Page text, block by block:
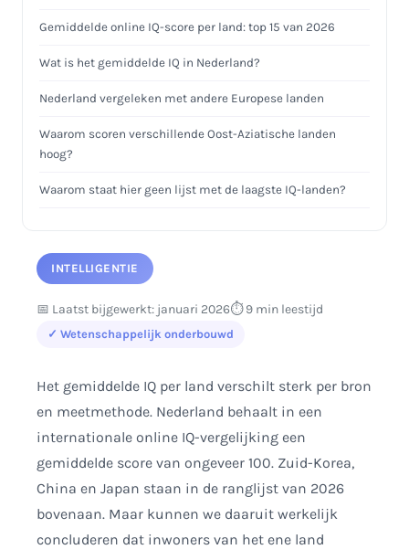
Gemiddelde online IQ-score per land: top 15 van 2026
Wat is het gemiddelde IQ in Nederland?
Nederland vergeleken met andere Europese landen
Waarom scoren verschillende Oost-Aziatische landen
hoog?
Waarom staat hier geen lijst met de laagste IQ-landen?
Hoe betrouwbaar zijn nationale IQ-ranglijsten?
Kun je je IQ verbeteren?
INTELLIGENTIE
📅 Laatst bijgewerkt: januari 2026⏱️ 9 min leestijd
✓ Wetenschappelijk onderbouwd
Het gemiddelde IQ per land verschilt sterk per bron
en meetmethode. Nederland behaalt in een
internationale online IQ-vergelijking een
gemiddelde score van ongeveer 100. Zuid-Korea,
China en Japan staan in de ranglijst van 2026
bovenaan. Maar kunnen we daaruit werkelijk
concluderen dat inwoners van het ene land